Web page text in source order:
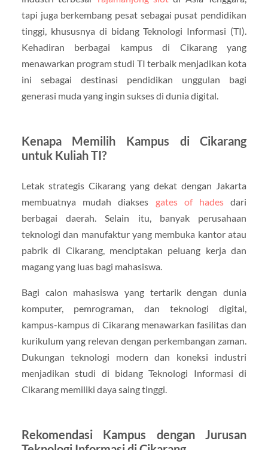
tapi juga berkembang pesat sebagai pusat pendidikan
tinggi, khususnya di bidang Teknologi Informasi (TI).
Kehadiran berbagai kampus di Cikarang yang
menawarkan program studi TI terbaik menjadikan kota
ini sebagai destinasi pendidikan unggulan bagi
generasi muda yang ingin sukses di dunia digital.
Kenapa Memilih Kampus di Cikarang
untuk Kuliah TI?
Letak strategis Cikarang yang dekat dengan Jakarta
membuatnya mudah diakses gates of hadesdari
berbagai daerah. Selain itu, banyak perusahaan
teknologi dan manufaktur yang membuka kantor atau
pabrik di Cikarang, menciptakan peluang kerja dan
magang yang luas bagi mahasiswa.
Bagi calon mahasiswa yang tertarik dengan dunia
komputer, pemrograman, dan teknologi digital,
kampus-kampus di Cikarang menawarkan fasilitas dan
kurikulum yang relevan dengan perkembangan zaman.
Dukungan teknologi modern dan koneksi industri
menjadikan studi di bidang Teknologi Informasi di
Cikarang memiliki daya saing tinggi.
Rekomendasi Kampus dengan Jurusan